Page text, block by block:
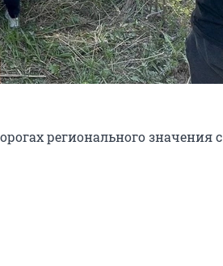
регионального значения с